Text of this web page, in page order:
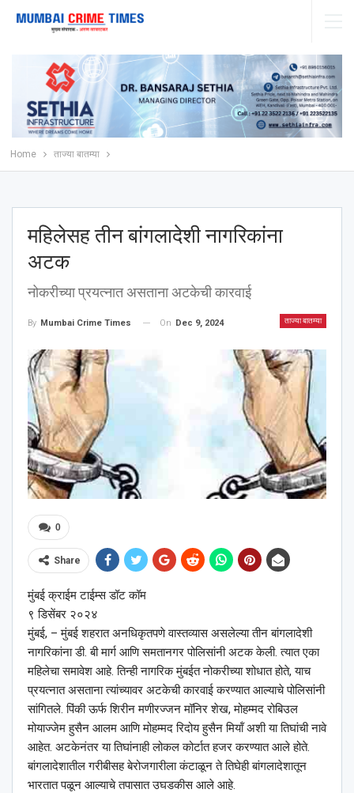
Home ताज्या बातम्या
महिलेसह तीन बांगलादेशी नागरिकांना
अटक
नोकरीच्या प्रयत्नात असताना अटकेची कारवाई
ताज्या बातम्या
By Mumbai Crime Times On Dec 9, 2024
0
Share
मुंबई क्राईम टाईम्स डॉट कॉम
९ डिसेंबर २०२४
मुंबई, – मुंबई शहरात अनधिकृतपणे वास्तव्यास असलेल्या तीन बांगलादेशी
नागरिकांना डी. बी मार्ग आणि समतानगर पोलिसांनी अटक केली. त्यात एका
महिलेचा समावेश आहे. तिन्ही नागरिक मुंबईत नोकरीच्या शोधात होते, याच
प्रयत्नात असताना त्यांच्यावर अटकेची कारवाई करण्यात आल्याचे पोलिसांनी
सांगितले. पिंकी ऊर्फ शिरीन मणीरज्जन मॉनिर शेख, मोहम्मद रोबिउल
मोयाज्जेम हुसैन आलम आणि मोहम्मद रिदोय हुसैन मियॉं अशी या तिघांची नावे
आहेत. अटकेनंतर या तिघांनाही लोकल कोर्टात हजर करण्यात आले होते.
बांगलादेशातील गरीबीसह बेरोजगारीला कंटाळून ते तिघेही बांगलादेशातून
भारतात पळून आल्याचे तपासात उघडकीस आले आहे.